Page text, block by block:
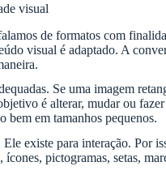
visual
de formatos com
visual é adaptado. A
Se uma imagem
é alterar, mudar ou
bem em tamanhos pequenos.
existe para interação. Por
pictogramas, setas,